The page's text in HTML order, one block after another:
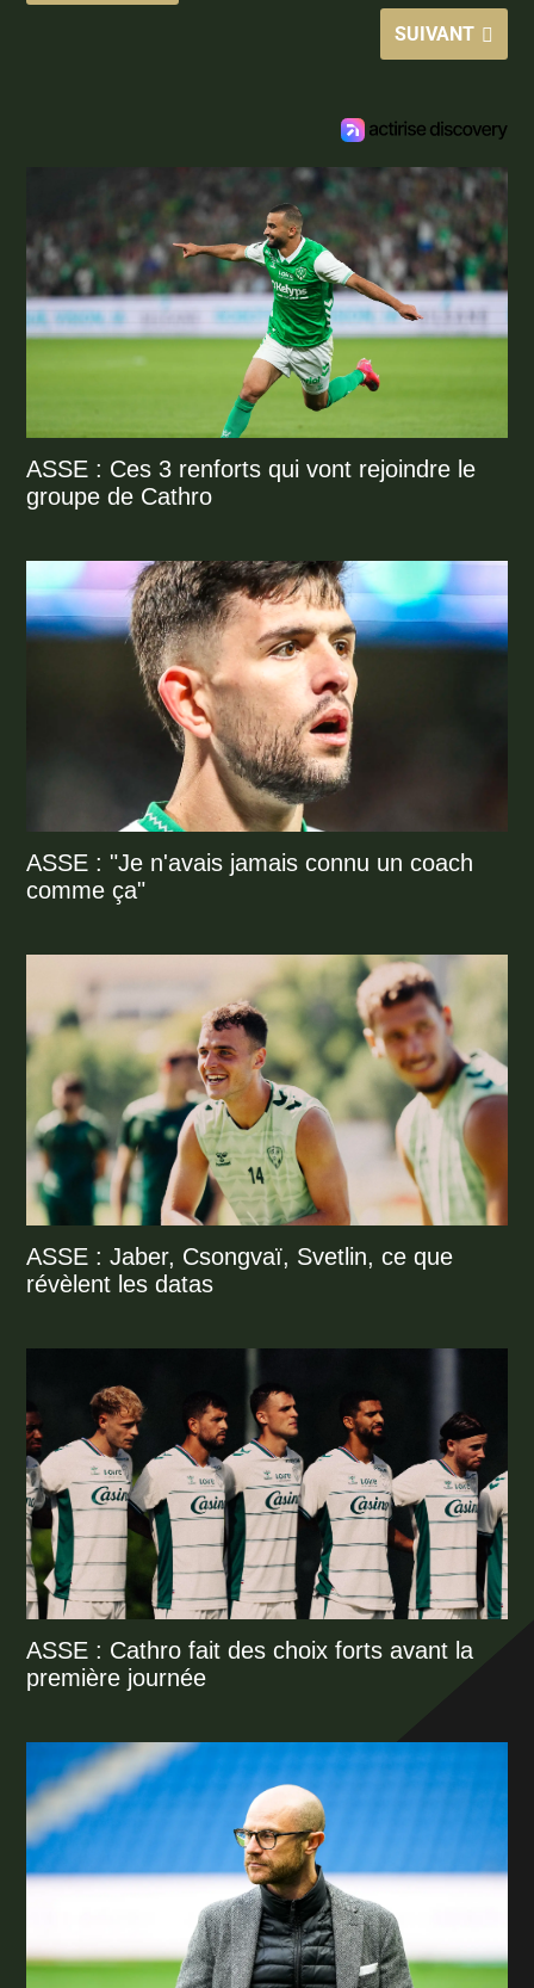
SUIVANT
ASSE : Ces 3 renforts qui vont rejoindre le
groupe de Cathro
ASSE : "Je n'avais jamais connu un coach
comme ça"
ASSE : Jaber, Csongvaï, Svetlin, ce que
révèlent les datas
ASSE : Cathro fait des choix forts avant la
première journée